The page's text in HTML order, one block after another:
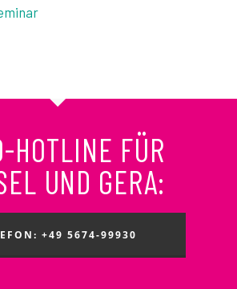
HOTLINE FÜR
UND GERA:
+49 5674-99930